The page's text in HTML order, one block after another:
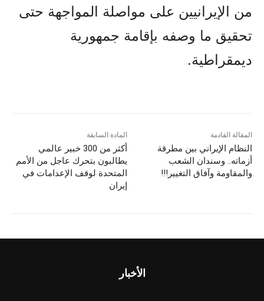
من الإيرانيين على مواصلة المواجهة حتى
تحقيق ما وصفه بإقامة جمهورية
ديمقراطية.
المادة السابقة
أكثر من 300 خبير عالمي
يطالبون بتحرك عاجل من الأمم
المتحدة لوقف الإعدامات في
إيران
المقالة القادمة
النظام الإيراني بين مطرقة
أزماته.. وسندان الشعب
والمقاومة وآفاق التغيير!!!
الأخبار